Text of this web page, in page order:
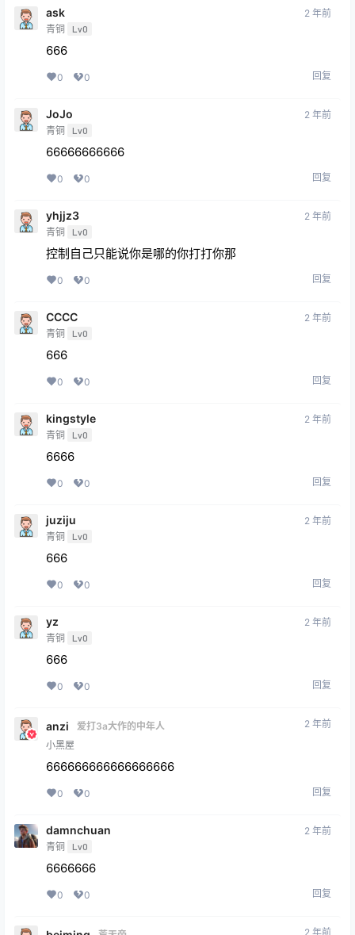
ask
青铜 Lv0
2 年前
666
0 0 回复
JoJo
青铜 Lv0
2 年前
66666666666
0 0 回复
yhjjz3
青铜 Lv0
2 年前
控制自己只能说你是哪的你打打你那
0 0 回复
CCCC
青铜 Lv0
2 年前
666
0 0 回复
kingstyle
青铜 Lv0
2 年前
6666
0 0 回复
juziju
青铜 Lv0
2 年前
666
0 0 回复
yz
青铜 Lv0
2 年前
666
0 0 回复
anzi
爱打3a大作的中年人
小黑屋
2 年前
666666666666666666
0 0 回复
damnchuan
青铜 Lv0
2 年前
6666666
0 0 回复
2 年前